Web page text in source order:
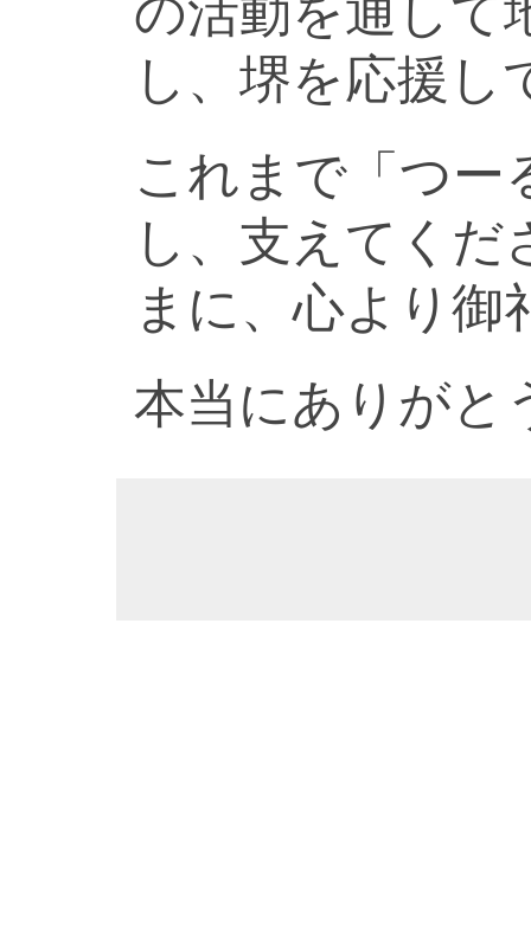
の活動を通して
し、堺を応援し
これまで「つー
し、支えてく
まに、心より御
本当にありがと